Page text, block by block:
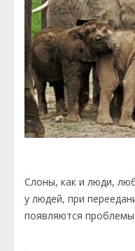
Слоны, как и люди,
у людей, при
появляются